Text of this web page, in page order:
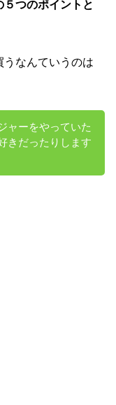
５つのポイントと
なんていうのは
ャーをやっていた
きだったりします